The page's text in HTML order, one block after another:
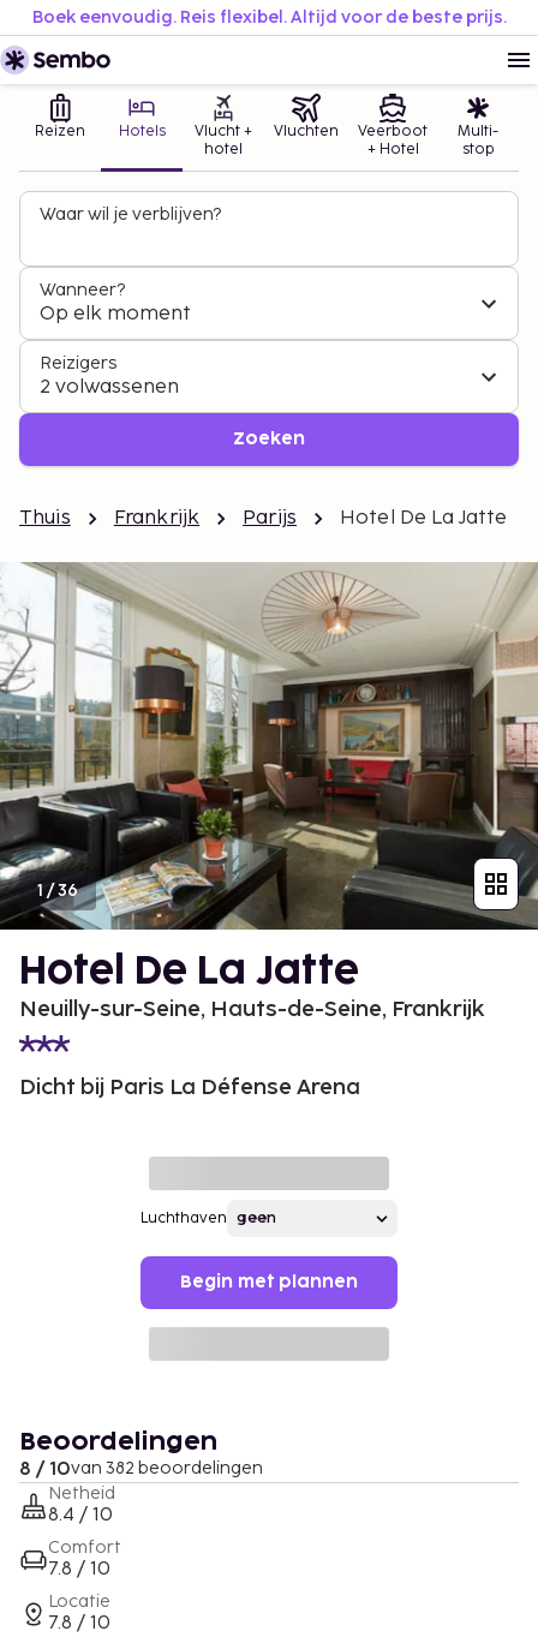
Boek eenvoudig. Reis flexibel. Altijd voor de beste prijs.
Reizen Hotels
Vlucht +
hotel
Vluchten
Veerboot
+ Hotel
Multi-
stop
Waar wil je verblijven?
Wanneer?
Op elk moment
Reizigers
2 volwassenen
Zoeken
Thuis Frankrijk Parijs Hotel De La Jatte
1 /36
Hotel De La Jatte
Neuilly-sur-Seine, Hauts-de-Seine, Frankrijk
Dicht bij Paris La Défense Arena
Luchthaven
Begin met plannen
Beoordelingen
8 / 10van 382 beoordelingen
Netheid
8.4 / 10
Comfort
7.8 / 10
Locatie
7.8 / 10